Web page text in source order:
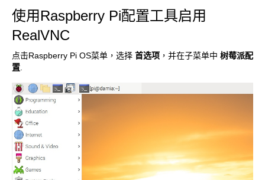
使用Raspberry Pi配置工具启用
RealVNC
点击Raspberry Pi OS菜单，选择 首选项 ，并在子菜单中 树莓派配
置